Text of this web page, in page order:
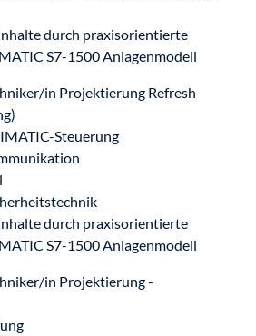
durch praxisorientierte
S7-1500 Anlagenmodell
in Projektierung Refresh
Steuerung
durch praxisorientierte
S7-1500 Anlagenmodell
in Projektierung -